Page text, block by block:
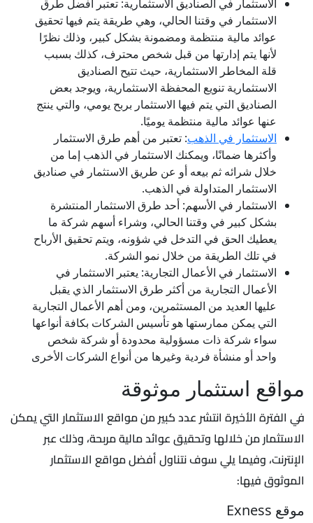
الاستثمار في الصناديق الاستثمارية: تعتبر أفضل طرق
الاستثمار في وقتنا الحالي، وهي طريقة يتم فيها تحقيق
عوائد مالية منتظمة ومضمونة بشكل كبير، وذلك نظرًا
لأنها يتم إدارتها من قبل شخص محترف، كذلك بسبب
قلة المخاطر الاستثمارية، حيث تتيح الصناديق
الاستثمارية تنويع المحفظة الاستثمارية، ويوجد بعض
الصناديق التي يتم فيها الاستثمار بربح يومي، والتي ينتج
عنها عوائد مالية منتظمة يوميًا.
الاستثمار في الذهب: تعتبر من أهم طرق الاستثمار
وأكثرها ضمانًا، ويمكنك الاستثمار في الذهب إما من
خلال شرائه ثم بيعه أو عن طريق الاستثمار في صناديق
الاستثمار المتداولة في الذهب.
الاستثمار في الأسهم: أحد طرق الاستثمار المنتشرة
بشكل كبير في وقتنا الحالي، وشراء أسهم شركة ما
يعطيك الحق في التدخل في شؤونه، ويتم تحقيق الأرباح
في تلك الطريقة من خلال نمو الشركة.
الاستثمار في الأعمال التجارية: يعتبر الاستثمار في
الأعمال التجارية من أكثر طرق الاستثمار الذي يقبل
عليها العديد من المستثمرين، ومن أهم الأعمال التجارية
التي يمكن ممارستها هو تأسيس الشركات بكافة أنواعها
سواء شركة ذات مسؤولية محدودة أو شركة شخص
واحد أو منشأة فردية وغيرها من أنواع الشركات الأخرى
مواقع استثمار موثوقة
في الفترة الأخيرة انتشر عدد كبير من مواقع الاستثمار التي يمكن
الاستثمار من خلالها وتحقيق عوائد مالية مربحة، وذلك عبر
الإنترنت، وفيما يلي سوف نتناول أفضل مواقع الاستثمار
الموثوق فيها:
موقع Exness